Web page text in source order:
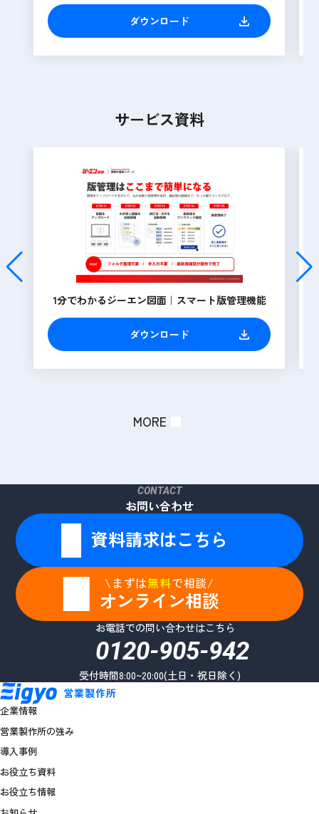
ダウンロード
サービス資料
1分でわかるジーエン図面｜スマート版管理機能
ダウンロード
MORE
CONTACT
お問い合わせ
資料請求はこちら
\まずは無料で相談/
オンライン相談
お電話での問い合わせはこちら
0120-905-942
受付時間8:00~20:00(土日・祝日除く)
企業情報
営業製作所の強み
導入事例
お役立ち資料
お役立ち情報